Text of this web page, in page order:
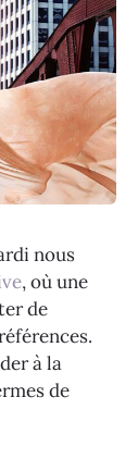
nous
, où une
de
à la
de